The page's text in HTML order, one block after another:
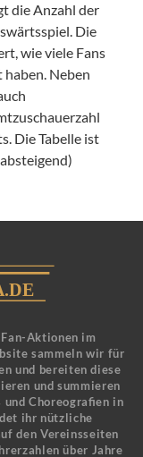
die Anzahl der
Die
wie viele Fans
Neben
Die Tabelle ist
Aktionen im
sammeln wir für
und bereiten diese
und summieren
Choreografien in
ihr nützliche
den Vereinsseiten
über Jahre